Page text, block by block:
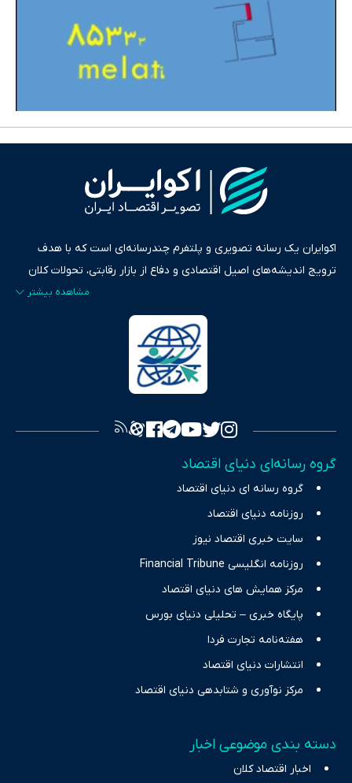
اکوایران یک رسانه تصویری و پلتفرم چندرسانه‌ای است که با هدف
ترویج اندیشه‌های اصیل اقتصادی و دفاع از بازار رقابتی، تحولات کلان
ایران و جهان را در قالب‌های ویدیو، پادکست، متن و گزارش‌های تحلیلی
پایش می‌کند. این رسانه به عنوان منبعی دقیق و قابل اعتماد، فراتر از
اطلاع‌رسانی صرف، به تبیین سیاست‌ها و کارکردهای بازارهای مالی،
سرمایه‌گذاری، تجارت و حوزه‌های نوظهور می‌پردازد. اکوایران با پایبندی
به اصول «انصاف، امانت و صداقت»، بستری برای انعکاس آراء متنوع
تصویری شفاف از واقعیت‌های اقتصادی ارائه دهد. ما در اکوایران با
چالش‌های فقر و بیکاری را جست‌وجو کرده و در کنار تحلیل آمارها،
نیازهای خبری مخاطبان در حوزه‌های اثرگذار بر اقتصاد را با رویکردی
حرفه‌ای و روزآمد پوشش می‌دهیم.
گروه رسانه‌ای دنیای اقتصاد
گروه رسانه ای دنیای اقتصاد
روزنامه دنیای اقتصاد
سایت خبری اقتصاد نیوز
روزنامه انگلیسی Financial Tribune
مرکز همایش های دنیای اقتصاد
پایگاه خبری – تحلیلی دنیای بورس
هفته‌نامه تجارت فردا
انتشارات دنیای اقتصاد
مرکز نوآوری و شتابدهی دنیای اقتصاد
دسته بندی موضوعی اخبار
اخبار اقتصاد کلان